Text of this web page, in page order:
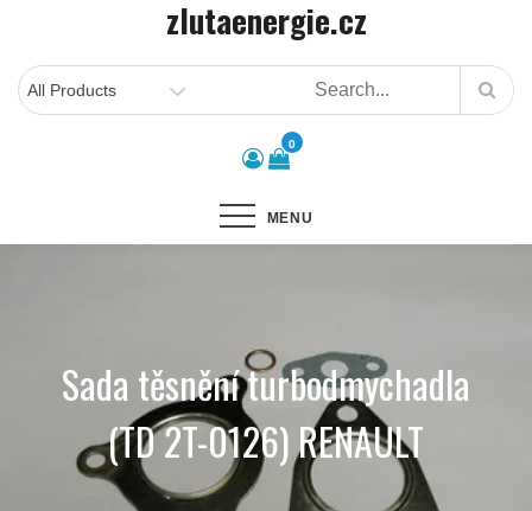
content
zlutaenergie.cz
0
MENU
Sada těsnění turbodmychadla
(TD 2T-0126) RENAULT